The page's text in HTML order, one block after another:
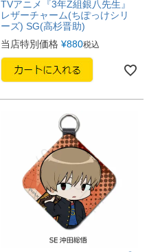
TVアニメ『3年Z組銀八先生』
レザーチャーム(ちぽっけシリ
ーズ) SG(高杉晋助)
当店特別価格 ¥880税込